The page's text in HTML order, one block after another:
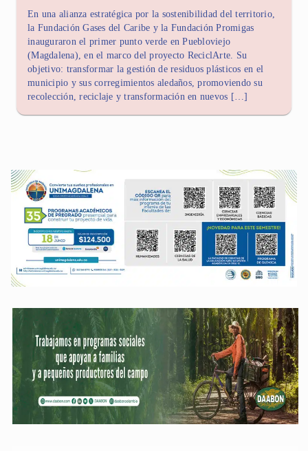
En una alianza estratégica por la sostenibilidad del territorio,
la Fundación Gases del Caribe y la Fundación Promigas
inauguraron el primer punto verde en Puebloviejo
(Magdalena), en el marco del proyecto ReciclArte. Su
objetivo: transformar la gestión de residuos plásticos en el
municipio y sus corregimientos aledaños, promoviendo su
recolección, reciclaje y transformación en nuevos […]